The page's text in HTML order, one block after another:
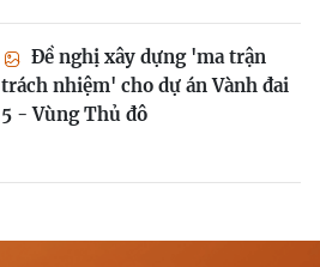
Đề nghị xây dựng 'ma trận
trách nhiệm' cho dự án Vành đai
5 - Vùng Thủ đô